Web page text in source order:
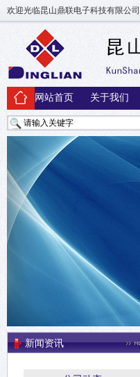
欢迎光临昆山鼎联电子科技有限公司
网站首页 关于我们
新闻资讯